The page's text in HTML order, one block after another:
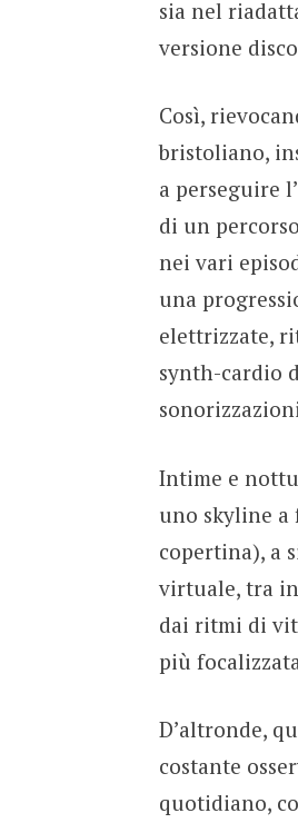
sia nel
versione
Così,
bristoliano,
a perseguire
di un
nei vari
una
elettrizzate,
synth-cardio
Intime e
uno skyline a
copertina), a
virtuale, tra
dai ritmi di
più
D’altronde,
costante
quotidiano,